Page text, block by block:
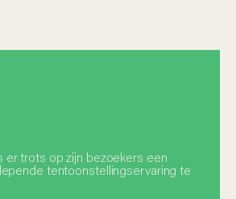
er trots op zijn bezoekers een
tentoonstellingservaring te